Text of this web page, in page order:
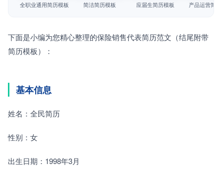
全职业通用简历模板 简洁简历模板 应届生简历模板 产品运营简
下面是小编为您精心整理的保险销售代表简历范文（结尾附带
简历模板）：
基本信息
姓名：全民简历
性别：女
出生日期：1998年3月